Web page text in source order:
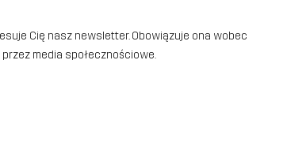
Cię nasz newsletter. Obowiązuje ona wobec
media społecznościowe.